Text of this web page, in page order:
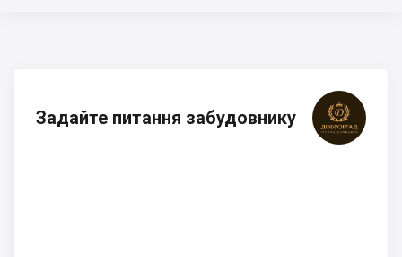
Задайте питання забудовнику